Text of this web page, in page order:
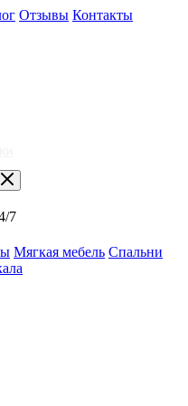
Отзывы Контакты
7
Мягкая мебель Спальни